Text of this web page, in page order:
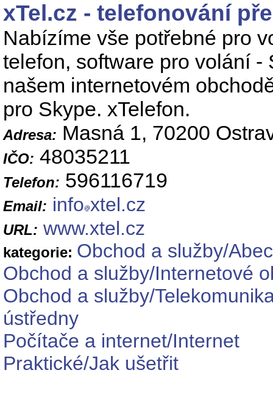
xTel.cz - telefonování
Nabízíme vše potřebné pro
telefon, software pro volání
našem internetovém
pro Skype. xTelefon.
Adresa: Masná 1, 70200
IČO: 48035211
Telefon: 596116719
Email: info xtel.cz
URL: www.xtel.cz
kategorie: Obchod a služby/
Obchod a služby/Internetové
Obchod a služby/
ústředny
Počítače a internet/Internet
Praktické/Jak ušetřit